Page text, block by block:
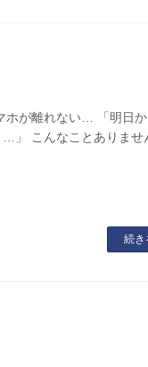
ホが離れない… 「明日
」 こんなことありませ
続き